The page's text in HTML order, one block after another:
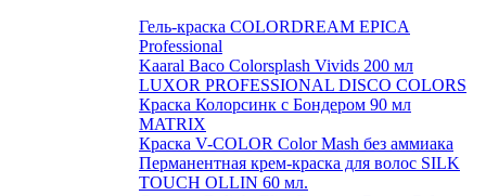
Гель-краска COLORDREAM EPICA
Professional
Kaaral Baco Colorsplash Vivids 200 мл
LUXOR PROFESSIONAL DISCO COLORS
Краска Колорсинк с Бондером 90 мл
MATRIX
Краска V-COLOR Color Mash без аммиака
Перманентная крем-краска для волос SILK
TOUCH OLLIN 60 мл.